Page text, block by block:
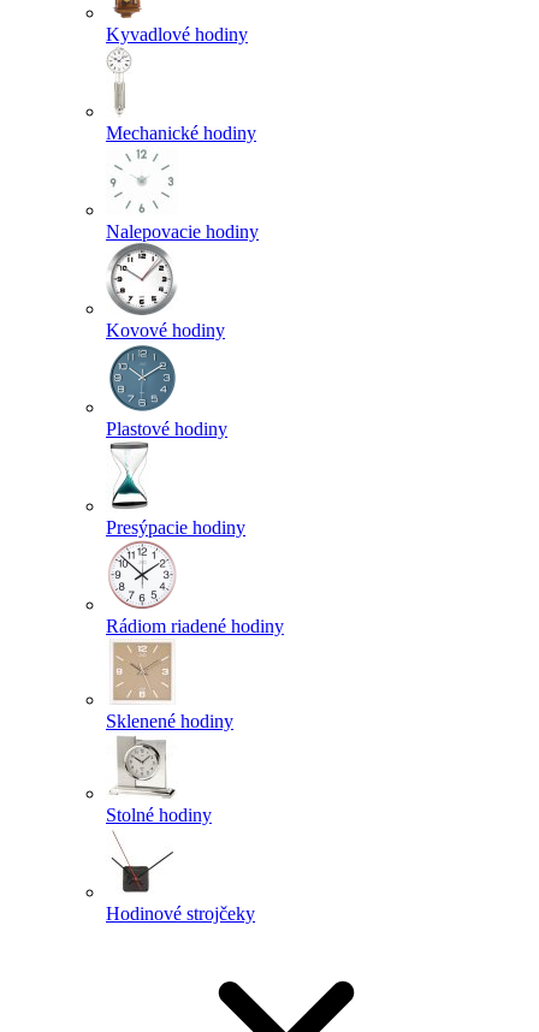
Kyvadlové hodiny
Mechanické hodiny
Nalepovacie hodiny
Kovové hodiny
Plastové hodiny
Presýpacie hodiny
Rádiom riadené hodiny
Sklenené hodiny
Stolné hodiny
Hodinové strojčeky